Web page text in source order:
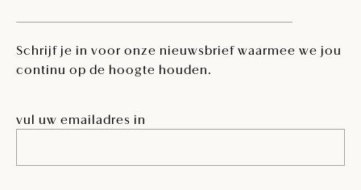
Schrijf je in voor onze nieuwsbrief waarmee we jou
continu op de hoogte houden.
vul uw emailadres in